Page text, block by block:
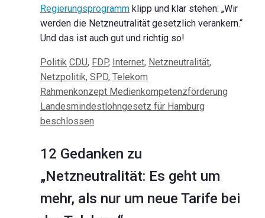
Regierungsprogramm klipp und klar stehen: „Wir
werden die Netzneutralität gesetzlich verankern.“
Und das ist auch gut und richtig so!
Kategorien
Politik Schlagwörter
CDU, FDP, Internet, Netzneutralität,
Netzpolitik, SPD, Telekom
Beitrags-
Navigation
Rahmenkonzept Medienkompetenzförderung
Landesmindestlohngesetz für Hamburg
beschlossen
12 Gedanken zu
„Netzneutralität: Es geht um
mehr, als nur um neue Tarife bei